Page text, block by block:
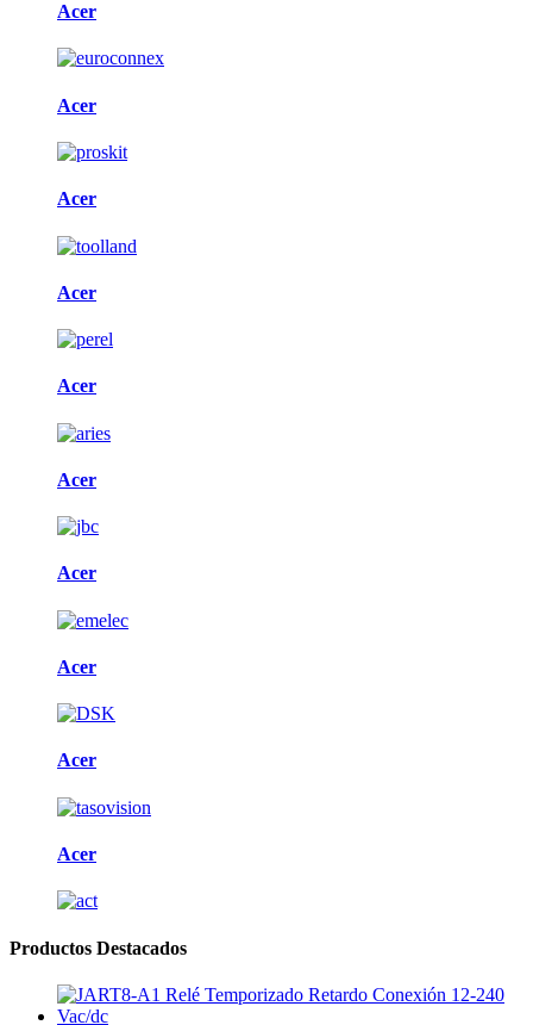
Acer
Acer
Acer
Acer
Acer
Acer
Acer
Acer
Acer
Acer
Productos Destacados